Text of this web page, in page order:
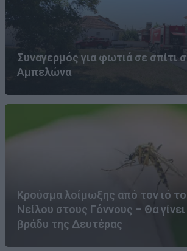
Συναγερμός για φωτιά σε σπίτι
Αμπελώνα
Κρούσμα λοίμωξης από τον ιό
Νείλου στους Γόννους – Θα
βράδυ της Δευτέρας